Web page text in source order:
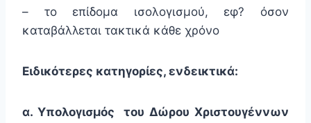
– το επίδομα ισολογισμού, εφ? όσον
καταβάλλεται τακτικά κάθε χρόνο
Ειδικότερες κατηγορίες, ενδεικτικά:
α. Υπολογισμός του Δώρου Χριστουγέννων